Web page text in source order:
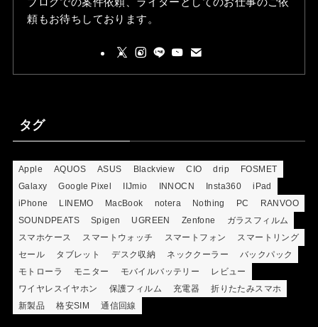
頼もお待ちしております。
タグ
Apple AQUOS ASUS Blackview CIO drip
FOSMET
Galaxy
Google Pixel IIJmio INNOCN Insta360
iPad
iPhone
LINEMO MacBook notera Nothing PC
RANVOO
SOUNDPEATS
Spigen UGREEN Zenfone
ガラスフィルム
スマホケース
スマートウォッチ スマートフォン
スマートリング
セール
タブレット デスク収納 ネッククーラー
バックパック
モトローラ
モニター モバイルバッテリー
レビュー
ワイヤレスイヤホン
保護フィルム 充電器
折りたたみスマホ
新製品
格安SIM 通信回線